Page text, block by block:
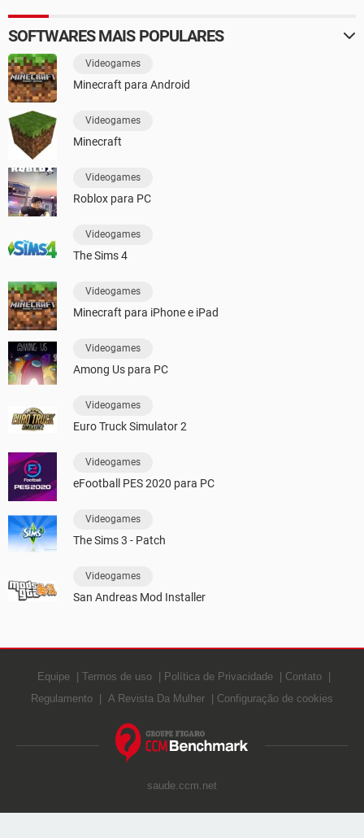
SOFTWARES MAIS POPULARES
Videogames
Minecraft para Android
Videogames
Minecraft
Videogames
Roblox para PC
Videogames
The Sims 4
Videogames
Minecraft para iPhone e iPad
Videogames
Among Us para PC
Videogames
Euro Truck Simulator 2
Videogames
eFootball PES 2020 para PC
Videogames
The Sims 3 - Patch
Videogames
San Andreas Mod Installer
Equipe Termos de uso Política de Privacidade
Contato
Regulamento
A Revista Da Mulher Configuração de cookies
saude.ccm.net